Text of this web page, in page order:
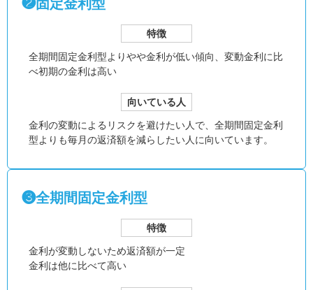
❷固定金利型
特徴
全期間固定金利型よりやや金利が低い傾向、 変動金利に比
べ初期の金利は高い
向いている人
金利の変動によるリスクを避けたい人で、全期間固定金利
型よりも毎月の返済額を減らしたい人に向いています。
❸全期間固定金利型
特徴
金利が変動しないため返済額が一定
金利は他に比べて高い